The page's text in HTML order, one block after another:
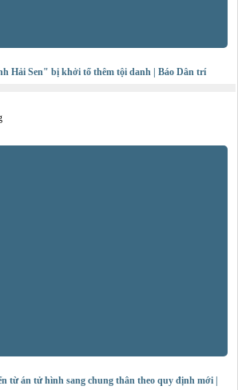
Hải Sen" bị khởi tố thêm tội danh | Báo Dân trí
từ án tử hình sang chung thân theo quy định mới |